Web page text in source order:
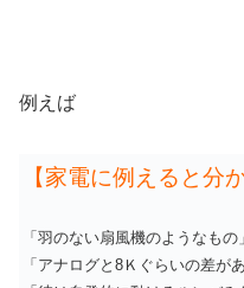
例えば
【家電に例えると分
「羽のない扇風機のようなもの」
「アナログと8Ｋぐらいの差があ